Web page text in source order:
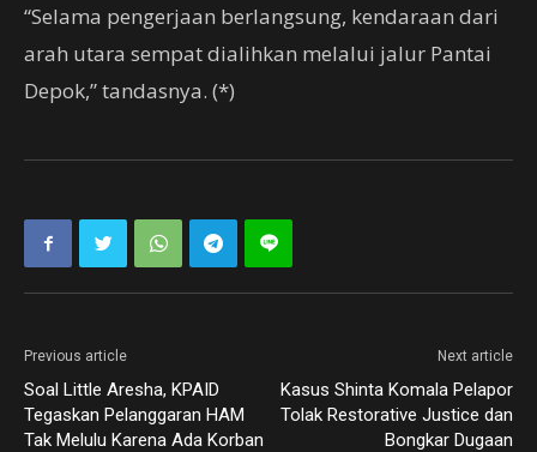
“Selama pengerjaan berlangsung, kendaraan dari
arah utara sempat dialihkan melalui jalur Pantai
Depok,” tandasnya. (*)
Previous article
Soal Little Aresha, KPAID
Tegaskan Pelanggaran HAM
Tak Melulu Karena Ada Korban
Next article
Kasus Shinta Komala Pelapor
Tolak Restorative Justice dan
Bongkar Dugaan